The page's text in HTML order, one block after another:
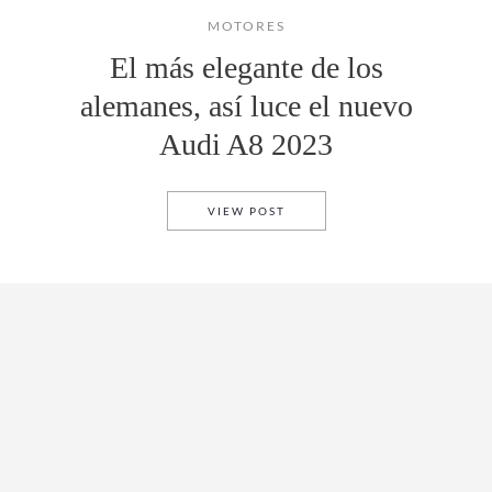
MOTORES
El más elegante de los
alemanes, así luce el nuevo
Audi A8 2023
VIEW POST